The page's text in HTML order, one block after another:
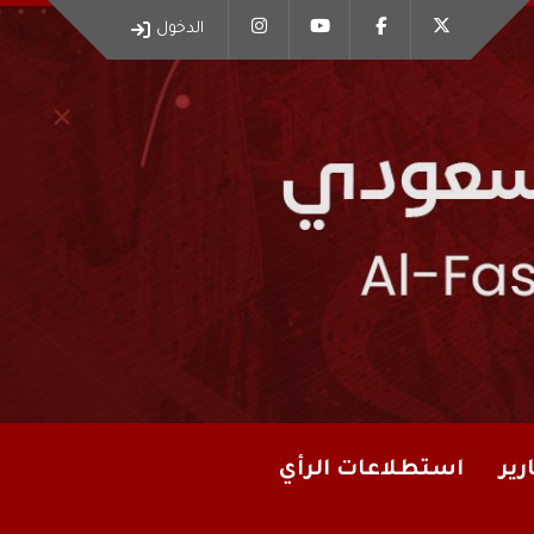
الدخول
استطلاعات الرأي